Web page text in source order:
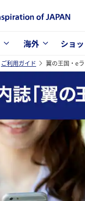
海外 ショ
ご利用ガイド 翼の王国・e